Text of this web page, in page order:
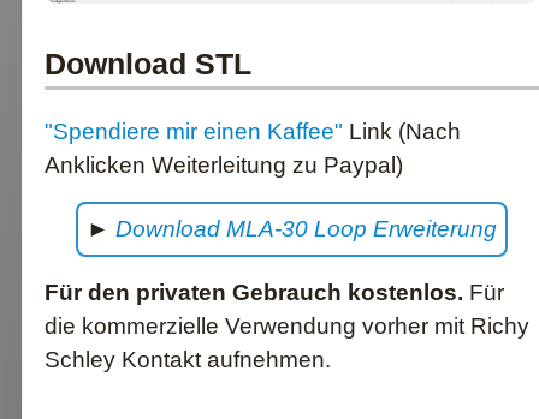
Download STL
"Spendiere mir einen Kaffee" Link (Nach
Anklicken Weiterleitung zu Paypal)
► Download MLA-30 Loop Erweiterung
Für den privaten Gebrauch kostenlos. Für
die kommerzielle Verwendung vorher mit Richy
Schley Kontakt aufnehmen.